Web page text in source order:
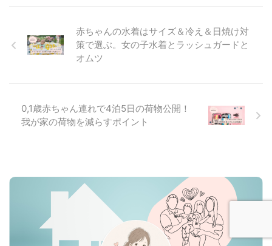
赤ちゃんの水着はサイズ＆冷え＆日焼け対
策で選ぶ。女の子水着とラッシュガードと
オムツ
0,1歳赤ちゃん連れで4泊5日の荷物公開！
我が家の荷物を減らすポイント